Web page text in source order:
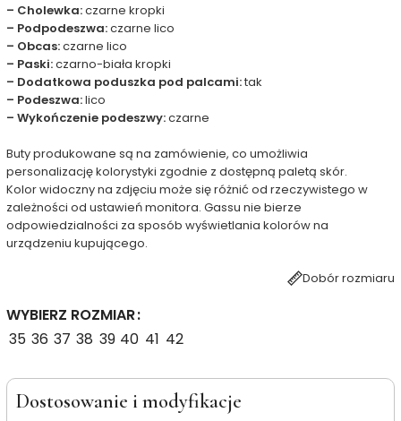
– Cholewka:czarne kropki
– Podpodeszwa:czarne lico
– Obcas:czarne lico
– Paski:czarno-biała kropki
– Dodatkowa poduszka pod palcami:tak
– Podeszwa:lico
– Wykończenie podeszwy:czarne
Buty produkowane są na zamówienie, co umożliwia
personalizację kolorystyki zgodnie z dostępną paletą skór.
Kolor widoczny na zdjęciu może się różnić od rzeczywistego w
zależności od ustawień monitora. Gassu nie bierze
odpowiedzialności za sposób wyświetlania kolorów na
urządzeniu kupującego.
Dobór rozmiaru
WYBIERZ ROZMIAR
35 36 37 38 39 40 41 42
Dostosowanie i modyfikacje